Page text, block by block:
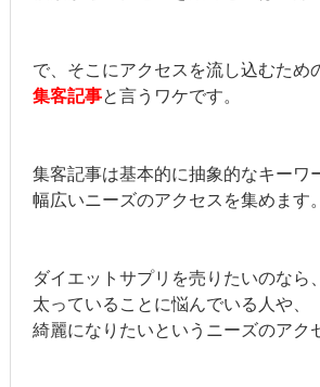
で、そこにアクセスを流し込むため
集客記事と言うワケです。
集客記事は基本的に抽象的なキーワ
幅広いニーズのアクセスを集めます。
ダイエットサプリを売りたいのなら、
太っていることに悩んでいる人や、
綺麗になりたいというニーズのアク